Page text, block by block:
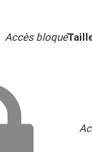
Accès bloqué